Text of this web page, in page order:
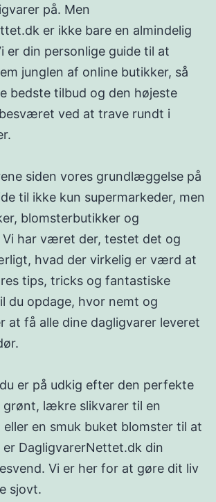
på. Men
er ikke bare en almindelig
er din personlige guide til at
junglen af online butikker, så
bedste tilbud og den højeste
ved at trave rundt i
siden vores grundlæggelse på
til ikke kun supermarkeder, men
blomsterbutikker og
Vi har været der, testet det og
hvad der virkelig er værd at
tips, tricks og fantastiske
du opdage, hvor nemt og
at få alle dine dagligvarer leveret
er på udkig efter den perfekte
lækre slikvarer til en
en smuk buket blomster til at
DagligvarerNettet.dk din
Vi er her for at gøre dit liv
sjovt.